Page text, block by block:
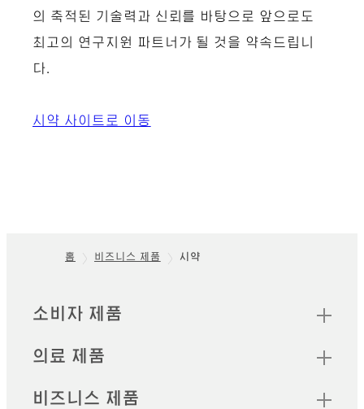
의 축적된 기술력과 신뢰를 바탕으로 앞으로도
최고의 연구지원 파트너가 될 것을 약속드립니
다.
시약 사이트로 이동
홈 비즈니스 제품 시약
빠른 링크
소비자 제품
의료 제품
비즈니스 제품